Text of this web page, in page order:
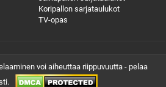
Koripallon sarjataulukot
TV-opas
voi aiheuttaa riippuvuutta - pelaa